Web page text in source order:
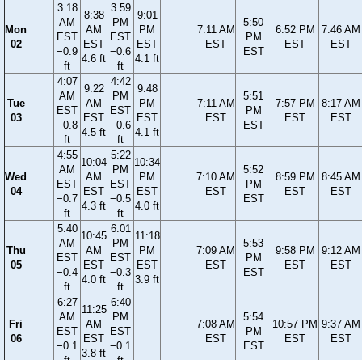
Mon
02
3:18
AM
EST
−0.9
ft
8:38
AM
EST
4.6 ft
3:59
PM
EST
−0.6
ft
9:01
PM
EST
4.1 ft
7:11 AM
EST
5:50
PM
EST
6:52 PM
EST
7:46 AM
EST
Tue
03
4:07
AM
EST
−0.8
ft
9:22
AM
EST
4.5 ft
4:42
PM
EST
−0.6
ft
9:48
PM
EST
4.1 ft
7:11 AM
EST
5:51
PM
EST
7:57 PM
EST
8:17 AM
EST
Wed
04
4:55
AM
EST
−0.7
ft
10:04
AM
EST
4.3 ft
5:22
PM
EST
−0.5
ft
10:34
PM
EST
4.0 ft
7:10 AM
EST
5:52
PM
EST
8:59 PM
EST
8:45 AM
EST
Thu
05
5:40
AM
EST
−0.4
ft
10:45
AM
EST
4.0 ft
6:01
PM
EST
−0.3
ft
11:18
PM
EST
3.9 ft
7:09 AM
EST
5:53
PM
EST
9:58 PM
EST
9:12 AM
EST
Fri
06
6:27
AM
EST
−0.1
11:25
AM
EST
3.8 ft
6:40
PM
EST
−0.1
7:08 AM
EST
5:54
PM
EST
10:57 PM
EST
9:37 AM
EST